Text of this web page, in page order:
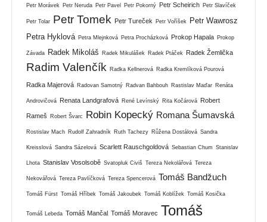
Petr Morávek Petr Neruda Petr Pavel Petr Pokorný Petr Scheirich Petr Slavíček
Petr Tolar Petr Tomek Petr Tureček Petr Voříšek
Petr Wawrosz
Petra Hyklová Petra Mlejnková Petra Procházková Prokop Hapala Prokop
Závada Radek Mikoláš Radek Mikulášek Radek Ptáček Radek Žemlička
Radim Valenčík Radka Kellnerová Radka Kremlíková Pourová
Radka Majerová Radovan Samotný Radvan Bahbouh Rastislav Maďar Renáta
Androvičová Renata Landgrafová René Levínský Rita Kočárová Robert
Rameš Robert Švarc Robin Kopecký Romana Šumavská
Rostislav Mach Rudolf Zahradník Ruth Tachezy Růžena Dostálová Sandra
Kreisslová Sandra Sázelová Scarlett Rauschgoldová Sebastian Chum Stanislav
Lhota Stanislav Vosolsobě Svatopluk Civiš Tereza Nekolářová Tereza
Nekovářová Tereza Pavlíčková Tereza Spencerová Tomáš Bandžuch
Tomáš Fürst Tomáš Hříbek Tomáš Jakoubek Tomáš Koblížek Tomáš Kosička
Tomáš Lebeda Tomáš Mančal Tomáš Moravec Tomáš